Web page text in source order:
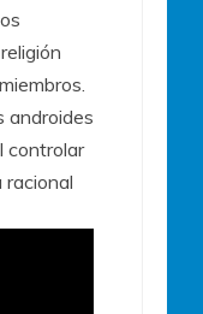
androides
controlar
racional